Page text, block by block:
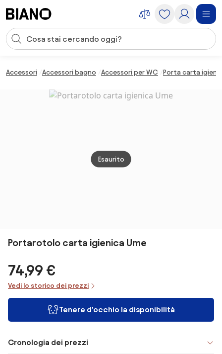
Input della ricerca
Accessori Accessori bagno Accessori per WC Porta carta
Esaurito
Portarotolo carta igienica Ume
74,99 €
Vedi lo storico dei prezzi
Tenere d'occhio la disponibilità
Cronologia dei prezzi